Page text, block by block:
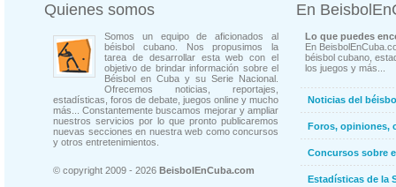
Quienes somos
Somos un equipo de aficionados al
béisbol cubano. Nos propusimos la
tarea de desarrollar esta web con el
objetivo de brindar información sobre el
Béisbol en Cuba y su Serie Nacional.
Ofrecemos noticias, reportajes,
estadísticas, foros de debate, juegos online y mucho
más... Constantemente buscamos mejorar y ampliar
nuestros servicios por lo que pronto publicaremos
nuevas secciones en nuestra web como concursos
y otros entretenimientos.
© copyright 2009 - 2026 BeisbolEnCuba.com
En
Lo que puedes
En
béisbol cubano,
los juegos y más...
Noticias del
Foros, opiniones,
Concursos sobre
Estadísticas de la